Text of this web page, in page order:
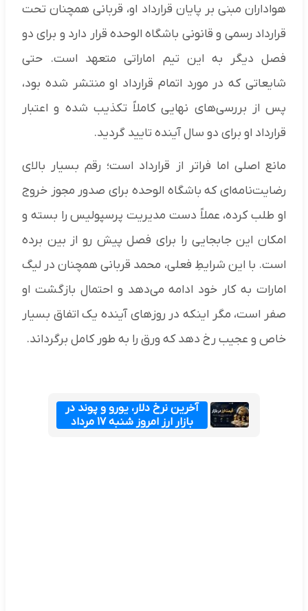
هواداران مبنی بر پایان قرارداد او، قربانی همچنان تحت
قرارداد رسمی و قانونی باشگاه الوحده قرار دارد و برای دو
فصل دیگر به این تیم اماراتی متعهد است. حتی
شایعاتی که در مورد اتمام قرارداد او منتشر شده بود،
پس از بررسی‌های نهایی کاملاً تکذیب شده و اعتبار
قرارداد او برای دو سال آینده تایید گردید.
مانع اصلی اما فراتر از قرارداد است؛ رقم بسیار بالای
رضایت‌نامه‌ای که باشگاه الوحده برای صدور مجوز خروج
او طلب کرده، عملاً دست مدیریت پرسپولیس را بسته و
امکان این جابجایی را برای فصل پیش رو از بین برده
است. با این شرایطِ فعلی، محمد قربانی همچنان در لیگ
امارات به کار خود ادامه می‌دهد و احتمال بازگشت او
صفر است، مگر اینکه در روزهای آینده یک اتفاق بسیار
خاص و عجیب رخ دهد که ورق را به طور کامل برگرداند.
آخرین نرخ دلار، یورو و پوند در
بازار ارز امروز شنبه ۱۷ مرداد